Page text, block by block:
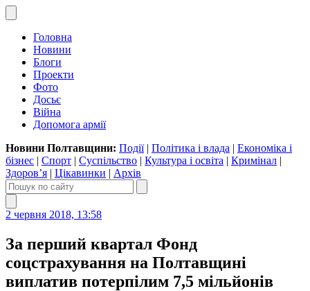
Головна
Новини
Блоги
Проекти
Фото
Досьє
Війна
Допомога армії
Новини Полтавщини: Події| Політика і влада | Економіка і
бізнес | Спорт | Суспільство | Культура і освіта | Кримінал |
Здоров’я | Цікавинки | Архів
2 червня 2018, 13:58
За перший квартал Фонд
соцстрахування на Полтавщині
виплатив потерпілим 7,5 мільйонів